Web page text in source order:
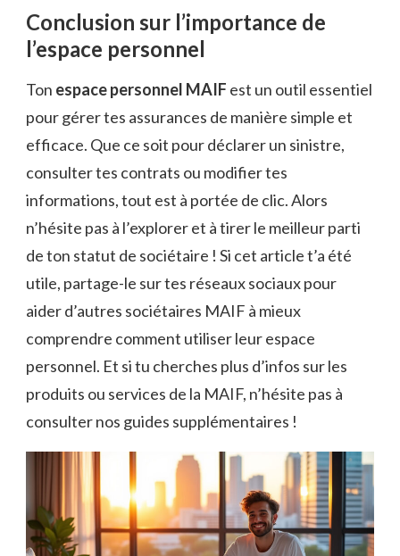
Conclusion sur l’importance de
l’espace personnel
Ton espace personnel MAIF est un outil essentiel
pour gérer tes assurances de manière simple et
efficace. Que ce soit pour déclarer un sinistre,
consulter tes contrats ou modifier tes
informations, tout est à portée de clic. Alors
n’hésite pas à l’explorer et à tirer le meilleur parti
de ton statut de sociétaire ! Si cet article t’a été
utile, partage-le sur tes réseaux sociaux pour
aider d’autres sociétaires MAIF à mieux
comprendre comment utiliser leur espace
personnel. Et si tu cherches plus d’infos sur les
produits ou services de la MAIF, n’hésite pas à
consulter nos guides supplémentaires !